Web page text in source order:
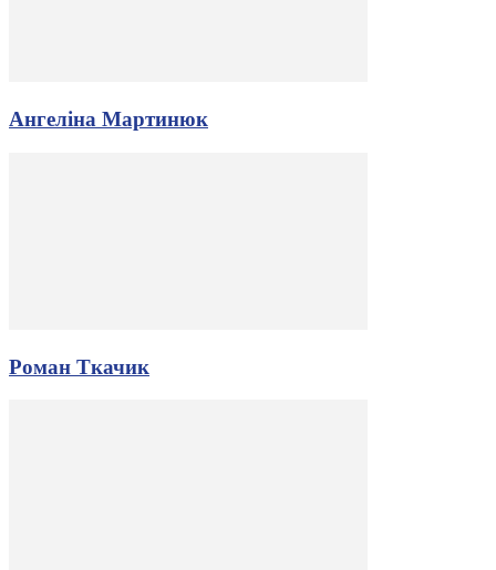
Ангеліна Мартинюк
Роман Ткачик